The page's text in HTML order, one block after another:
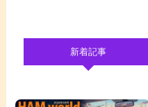
新着記事